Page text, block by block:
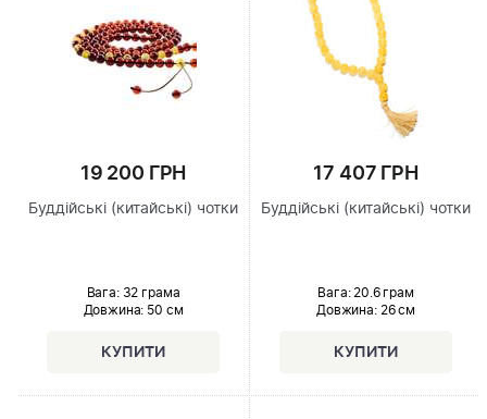
19 200 ГРН
Буддійські (китайські) чотки
Вага: 32 грама
Довжина: 50 см
17 407 ГРН
Буддійські (китайські) чотки
Вага: 20.6 грам
Довжина:26 см